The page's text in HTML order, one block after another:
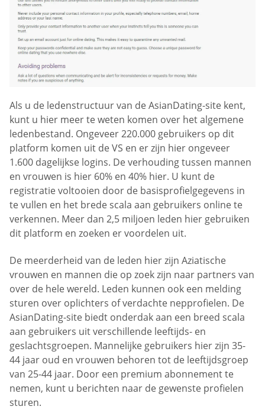
Als u de ledenstructuur van de AsianDating-site kent,
kunt u hier meer te weten komen over het algemene
ledenbestand. Ongeveer 220.000 gebruikers op dit
platform komen uit de VS en er zijn hier ongeveer
1.600 dagelijkse logins. De verhouding tussen mannen
en vrouwen is hier 60% en 40% hier. U kunt de
registratie voltooien door de basisprofielgegevens in
te vullen en het brede scala aan gebruikers online te
verkennen. Meer dan 2,5 miljoen leden hier gebruiken
dit platform en zoeken er voordelen uit.
De meerderheid van de leden hier zijn Aziatische
vrouwen en mannen die op zoek zijn naar partners van
over de hele wereld. Leden kunnen ook een melding
sturen over oplichters of verdachte nepprofielen. De
AsianDating-site biedt onderdak aan een breed scala
aan gebruikers uit verschillende leeftijds- en
geslachtsgroepen. Mannelijke gebruikers hier zijn 35-
44 jaar oud en vrouwen behoren tot de leeftijdsgroep
van 25-44 jaar. Door een premium abonnement te
nemen, kunt u berichten naar de gewenste profielen
sturen.